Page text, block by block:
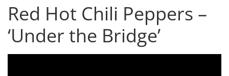
Red Hot Chili Peppers –
‘Under the Bridge’